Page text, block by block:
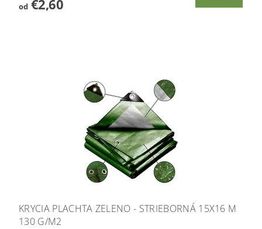
od€2,60
KRYCIA PLACHTA ZELENO - STRIEBORNÁ 15X16 M
130 G/M2